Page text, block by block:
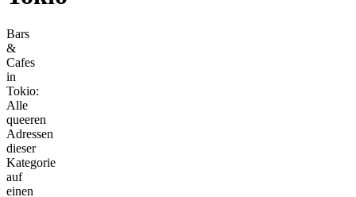
Bars
&
Cafes
in
Tokio:
Alle
queeren
Adressen
dieser
Kategorie
auf
einen